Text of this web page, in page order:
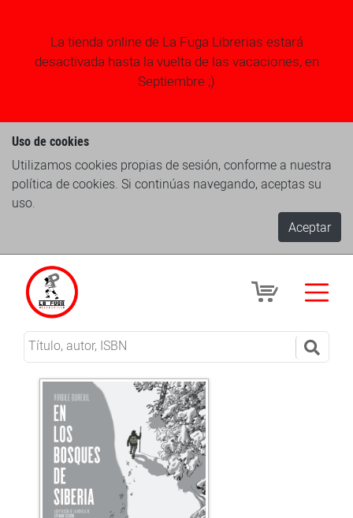
La tienda online de La Fuga Librerias estará
desactivada hasta la vuelta de las vacaciones, en
Septiembre ;)
Uso de cookies
Utilizamos cookies propias de sesión, conforme a nuestra
política de cookies. Si continúas navegando, aceptas su
uso.
Aceptar